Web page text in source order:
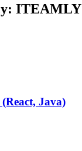
ITEAMLY
Java)